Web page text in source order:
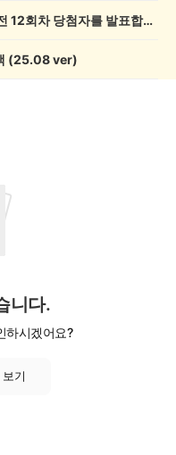
💰[당첨자 발표] 우리 동네 썰전 12회차 당첨자를 발표합니다!
(25.08 ver)
니다.
하시겠어요?
기